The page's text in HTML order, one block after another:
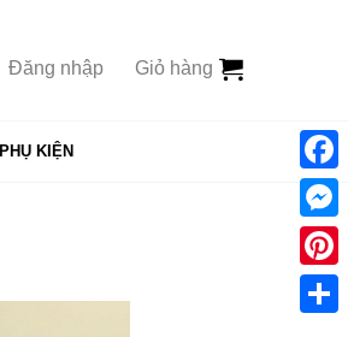
Đăng nhập Giỏ hàng
PHỤ KIỆN